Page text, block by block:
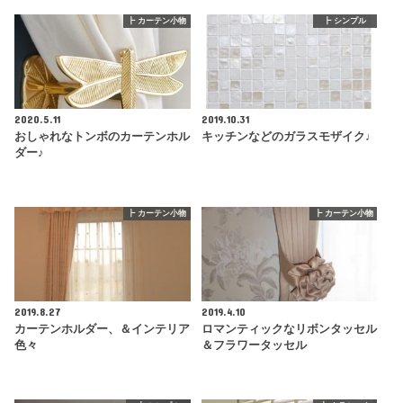
┣ カーテン小物
2020.5.11
おしゃれなトンボのカーテンホル
ダー♪
┣ シンプル
2019.10.31
キッチンなどのガラスモザイク♩
┣ カーテン小物
2019.8.27
カーテンホルダー、＆インテリア
色々
┣ カーテン小物
2019.4.10
ロマンティックなリボンタッセル
＆フラワータッセル